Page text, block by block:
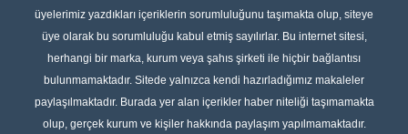
üyelerimiz yazdıkları içeriklerin sorumluluğunu taşımakta olup, siteye
üye olarak bu sorumluluğu kabul etmiş sayılırlar. Bu internet sitesi,
herhangi bir marka, kurum veya şahıs şirketi ile hiçbir bağlantısı
bulunmamaktadır. Sitede yalnızca kendi hazırladığımız makaleler
paylaşılmaktadır. Burada yer alan içerikler haber niteliği taşımamakta
olup, gerçek kurum ve kişiler hakkında paylaşım yapılmamaktadır.